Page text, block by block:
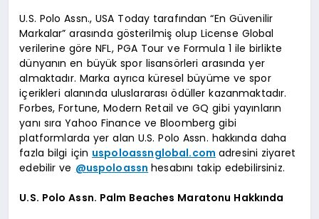
U.S. Polo Assn., USA Today tarafından “En Güvenilir
Markalar” arasında gösterilmiş olup License Global
verilerine göre NFL, PGA Tour ve Formula 1 ile birlikte
dünyanın en büyük spor lisansörleri arasında yer
almaktadır. Marka ayrıca küresel büyüme ve spor
içerikleri alanında uluslararası ödüller kazanmaktadır.
Forbes, Fortune, Modern Retail ve GQ gibi yayınların
yanı sıra Yahoo Finance ve Bloomberg gibi
platformlarda yer alan U.S. Polo Assn. hakkında daha
fazla bilgi için uspoloassnglobal.com adresini ziyaret
edebilir ve @uspoloassn hesabını takip edebilirsiniz.
U.S. Polo Assn. Palm Beaches Maratonu Hakkında